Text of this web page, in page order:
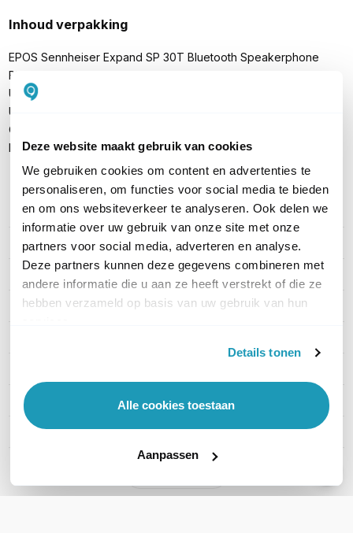
Deze website maakt gebruik van cookies
We gebruiken cookies om content en advertenties te
personaliseren, om functies voor social media te bieden
en om ons websiteverkeer te analyseren. Ook delen we
informatie over uw gebruik van onze site met onze
partners voor social media, adverteren en analyse.
Deze partners kunnen deze gegevens combineren met
andere informatie die u aan ze heeft verstrekt of die ze
hebben verzameld op basis van uw gebruik van hun
Details tonen
Alle cookies toestaan
Aanpassen
Inhoud verpakking
EPOS Sennheiser Expand SP 30T Bluetooth Speakerphone
BTD 800 USB-dongle
USB-C kabel
USB-C naar USB-A adapter
Opbergtasje
Handleiding
PRODUCT DETAILS
Merk EPOS
Artikelnummer 1000225
EAN 5714708000266
Grootte vergaderruimte Klein
Microsoft Teams Ja